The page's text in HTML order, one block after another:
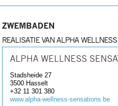
ZWEMBADEN
REALISATIE VAN ALPHA
ALPHA WELLNESS
Stadsheide 27
3500 Hasselt
+32 11 301 380
www.alpha-wellness-sensations.be